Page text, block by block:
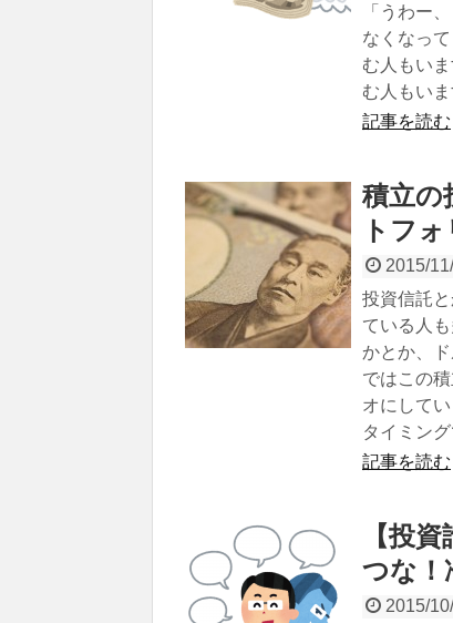
「うわー
なくなっ
む人もい
む人もいま
記事を読む
積立の
トフ
2015/
投資信託
ている人
かとか、
ではこの
オにして
タイミング
記事を読む
【投
つな！
2015/